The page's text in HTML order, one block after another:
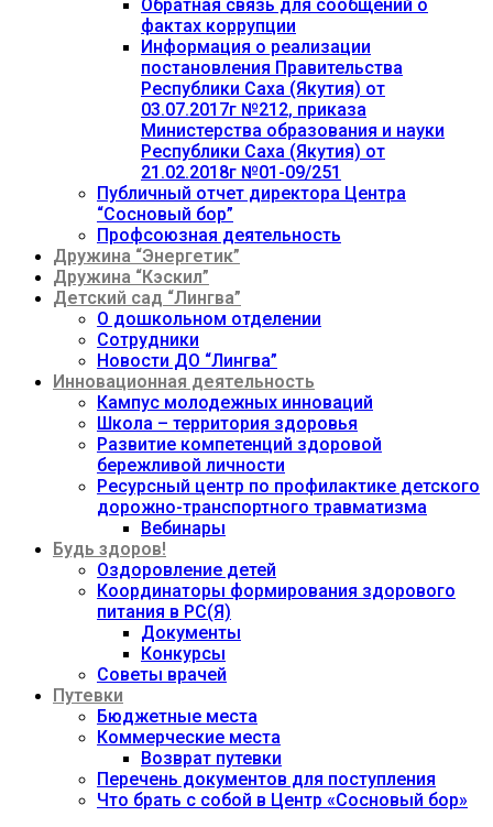
Обратная связь для сообщений о
фактах коррупции
Информация о реализации
постановления Правительства
Республики Саха (Якутия) от
03.07.2017г №212, приказа
Министерства образования и науки
Республики Саха (Якутия) от
21.02.2018г №01-09/251
Публичный отчет директора Центра
“Сосновый бор”
Профсоюзная деятельность
Дружина “Энергетик”
Дружина “Кэскил”
Детский сад “Лингва”
О дошкольном отделении
Сотрудники
Новости ДО “Лингва”
Инновационная деятельность
Кампус молодежных инноваций
Школа – территория здоровья
Развитие компетенций здоровой
бережливой личности
Ресурсный центр по профилактике детского
дорожно-транспортного травматизма
Вебинары
Будь здоров!
Оздоровление детей
Координаторы формирования здорового
питания в РС(Я)
Документы
Конкурсы
Советы врачей
Путевки
Бюджетные места
Коммерческие места
Возврат путевки
Перечень документов для поступления
Что брать с собой в Центр «Сосновый бор»